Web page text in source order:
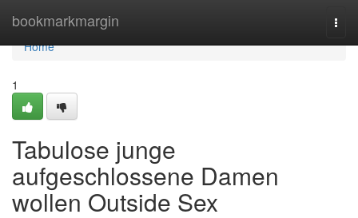
bookmarkmargin
Home
Home
1
Tabulose junge
aufgeschlossene Damen
wollen Outside Sex